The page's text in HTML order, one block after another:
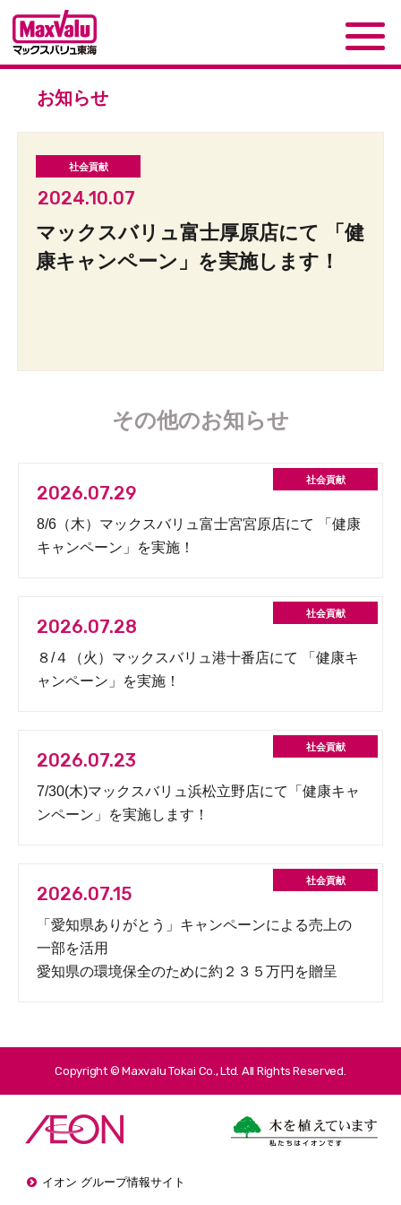
お知らせ
2024.10.07
マックスバリュ富士厚原店にて 「健
康キャンペーン」を実施します！
その他のお知らせ
2026.07.29
8/6（木）マックスバリュ富士宮宮原店にて 「健康
キャンペーン」を実施！
2026.07.28
８/４（火）マックスバリュ港十番店にて 「健康キ
ャンペーン」を実施！
2026.07.23
7/30(木)マックスバリュ浜松立野店にて「健康キャ
ンペーン」を実施します！
2026.07.15
「愛知県ありがとう」キャンペーンによる売上の
一部を活用
愛知県の環境保全のために約２３５万円を贈呈
Copyright © Maxvalu Tokai Co., Ltd. All Rights Reserved.
イオン グループ情報サイト